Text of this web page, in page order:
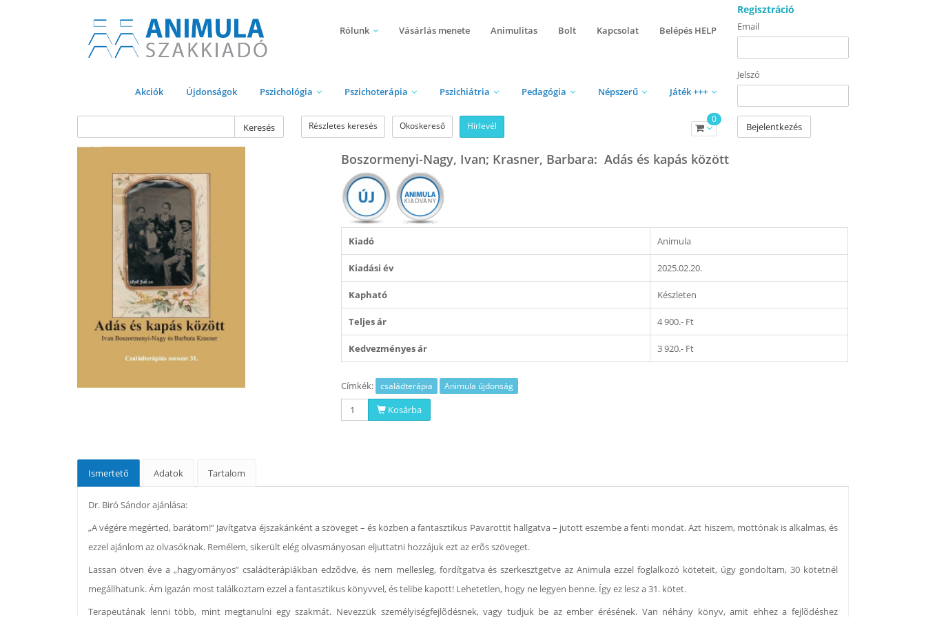
Rólunk Vásárlás menete Animulitas Bolt Kapcsolat Belépés HELP
Akciók Újdonságok Pszichológia Pszichoterápia Pszichiátria Pedagógia Népszerű Játék +++
Keresés Részletes keresés Okoskereső Hírlevél
0
Regisztráció
Email
Jelszó
Bejelentkezés
Boszormenyi-Nagy, Ivan; Krasner, Barbara: Adás és kapás között
Kiadó Animula
Kiadási év 2025.02.20.
Kapható Készleten
Teljes ár 4 900.- Ft
Kedvezményes ár 3 920.- Ft
Címkék: családterápia Animula újdonság
Kosárba
Ismertető Adatok Tartalom
Dr. Biró Sándor ajánlása:
„A végére megérted, barátom!” Javítgatva éjszakánként a szöveget – és közben a fantasztikus Pavarottit hallgatva – jutott eszembe a fenti mondat. Azt hiszem, mottónak is alkalmas, és
ezzel ajánlom az olvasóknak. Remélem, sikerült elég olvasmányosan eljuttatni hozzájuk ezt az erõs szöveget.
Lassan ötven éve a „hagyományos” családterápiákban edzõdve, és nem mellesleg, fordítgatva és szerkesztgetve az Animula ezzel foglalkozó köteteit, úgy gondoltam, 30 kötetnél
megállhatunk. Ám igazán most találkoztam ezzel a fantasztikus könyvvel, és telibe kapott! Lehetetlen, hogy ne legyen benne. Így ez lesz a 31. kötet.
Terapeutának lenni több, mint megtanulni egy szakmát. Nevezzük személyiségfejlõdésnek, vagy tudjuk be az ember érésének. Van néhány könyv, amit ehhez a fejlõdéshez